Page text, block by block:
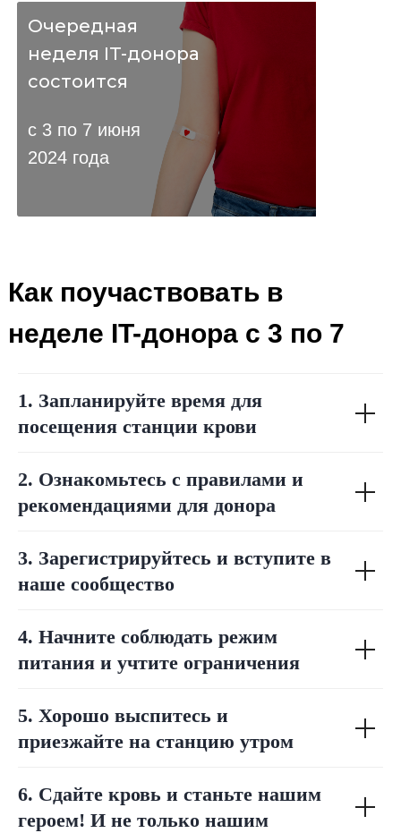
Очередная
неделя IT-донора
состоится
с 3 по 7 июня
2024 года
Как поучаствовать в
неделе IT-донора с 3 по 7
1. Запланируйте время для
посещения станции крови
2. Ознакомьтесь с правилами и
рекомендациями для донора
3. Зарегистрируйтесь и вступите в
наше сообщество
4. Начните соблюдать режим
питания и учтите ограничения
5. Хорошо выспитесь и
приезжайте на станцию утром
6. Сдайте кровь и станьте нашим
героем! И не только нашим